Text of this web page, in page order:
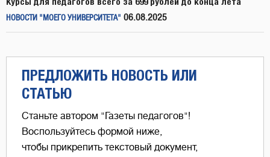
НОВОСТИ "МОЕГО УНИВЕРСИТЕТА" 06.08.2025
ПРЕДЛОЖИТЬ НОВОСТЬ ИЛИ
СТАТЬЮ
Станьте автором "Газеты педагогов"!
Воспользуйтесь формой ниже,
чтобы прикрепить текстовый документ,